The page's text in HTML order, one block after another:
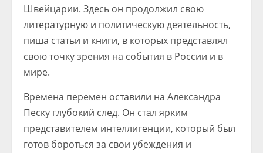
Швейцарии. Здесь он продолжил свою
литературную и политическую деятельность,
пиша статьи и книги, в которых представлял
свою точку зрения на события в России и в
мире.
Времена перемен оставили на Александра
Песку глубокий след. Он стал ярким
представителем интеллигенции, который был
готов бороться за свои убеждения и